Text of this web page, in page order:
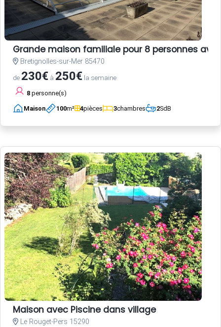
Grande maison familiale pour 8 personnes
Bretignolles-sur-Mer 85470
de 230€ à 250€ la semaine
8 personne(s)
Maison 100m² 4pièces 3chambres 2SdB
Maison avec Piscine dans village
Le Rouget-Pers 15290